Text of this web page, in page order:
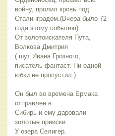
войну, пролил кровь под
Сталинградом.(Вчера было 72
года этому событию).
От золотоискателя Пута,
Волкова Дмитрия
( шут Ивана Грозного,
писатель фантаст. Ни одной
юбки не пропустил.)
Он был во времена Ермака
отправлен в
Сибирь и ему даровали
золотые прииски.
У озера Селигер.